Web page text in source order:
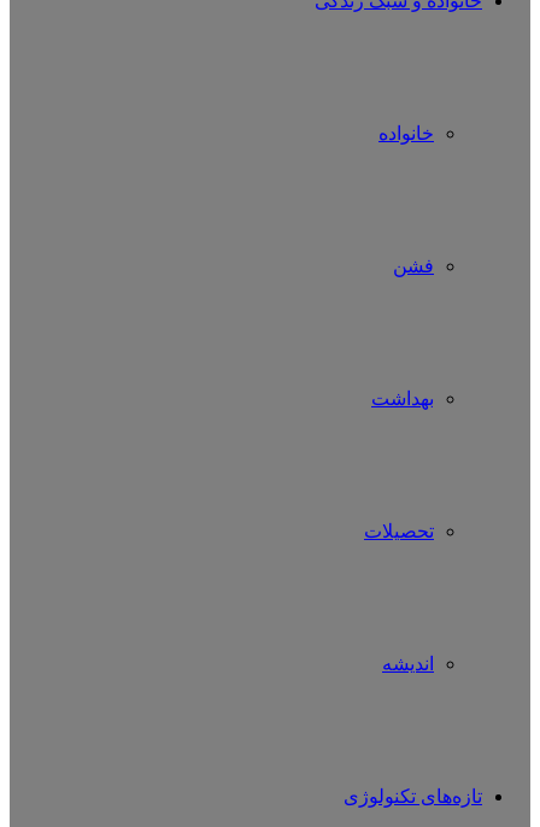
خانواده
فشن
بهداشت
تحصیلات
اندیشه
تازه‌های تکنولوژی